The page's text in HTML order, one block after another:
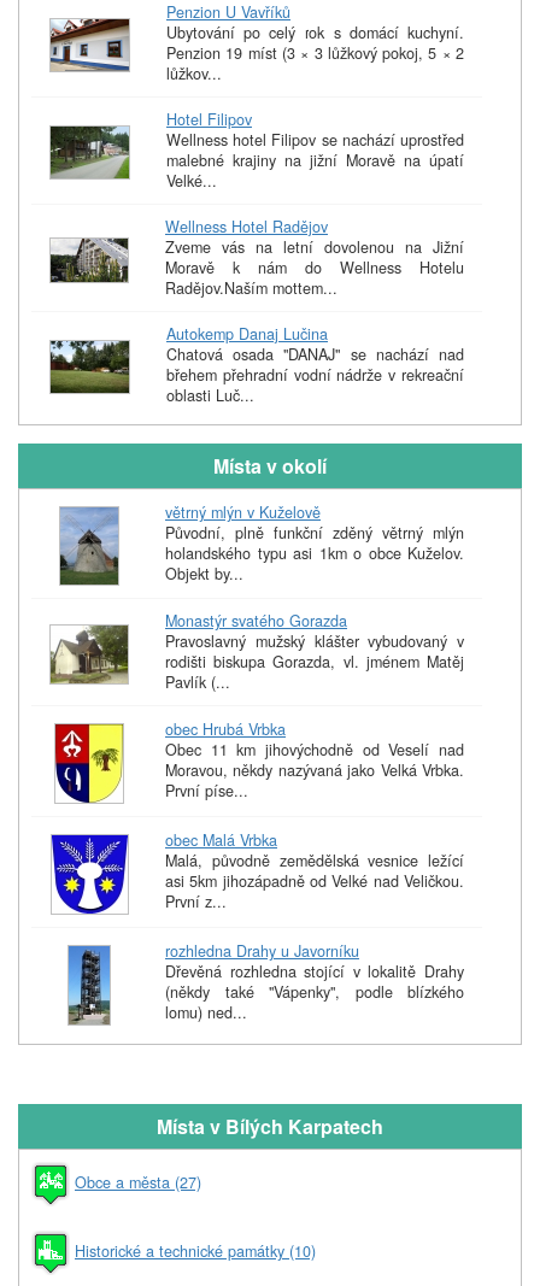
Penzion U Vavříků
Ubytování po celý rok s domácí kuchyní.
Penzion 19 míst (3 × 3 lůžkový pokoj, 5 × 2
lůžkov...
Hotel Filipov
Wellness hotel Filipov se nachází uprostřed
malebné krajiny na jižní Moravě na úpatí
Velké...
Wellness Hotel Radějov
Zveme vás na letní dovolenou na Jižní
Moravě k nám do Wellness Hotelu
Radějov.Naším mottem...
Autokemp Danaj Lučina
Chatová osada "DANAJ" se nachází nad
břehem přehradní vodní nádrže v rekreační
oblasti Luč...
Místa v okolí
větrný mlýn v Kuželově
Původní, plně funkční zděný větrný mlýn
holandského typu asi 1km o obce Kuželov.
Objekt by...
Monastýr svatého Gorazda
Pravoslavný mužský klášter vybudovaný v
rodišti biskupa Gorazda, vl. jménem Matěj
Pavlík (...
obec Hrubá Vrbka
Obec 11 km jihovýchodně od Veselí nad
Moravou, někdy nazývaná jako Velká Vrbka.
První píse...
obec Malá Vrbka
Malá, původně zemědělská vesnice ležící
asi 5km jihozápadně od Velké nad Veličkou.
První z...
rozhledna Drahy u Javorníku
Dřevěná rozhledna stojící v lokalitě Drahy
(někdy také "Vápenky", podle blízkého
lomu) ned...
Místa v Bílých Karpatech
Obce a města (27)
Historické a technické památky (10)